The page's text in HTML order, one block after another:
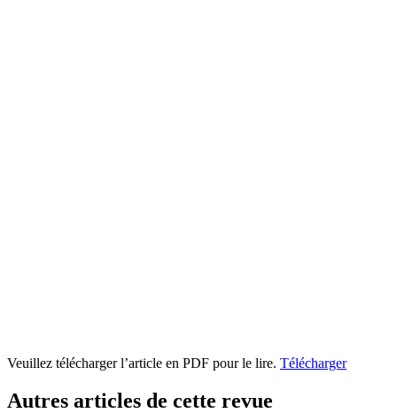
Veuillez télécharger l’article en PDF pour le lire. Télécharger
Autres articles de cette revue